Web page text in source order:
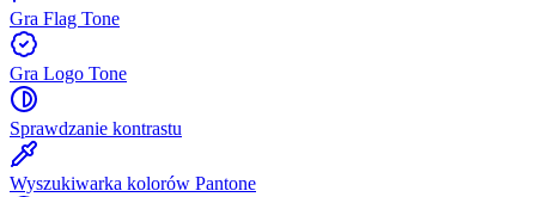
Gra Flag Tone
Gra Logo Tone
Sprawdzanie kontrastu
Wyszukiwarka kolorów Pantone